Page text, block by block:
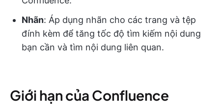
Nhãn: Áp dụng nhãn cho các trang và tệp
đính kèm để tăng tốc độ tìm kiếm nội dung
bạn cần và tìm nội dung liên quan.
Giới hạn của Confluence